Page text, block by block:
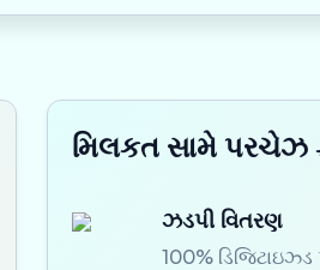
મિલકત સામે પરચેઝ
ઝડપી વિતરણ
100%